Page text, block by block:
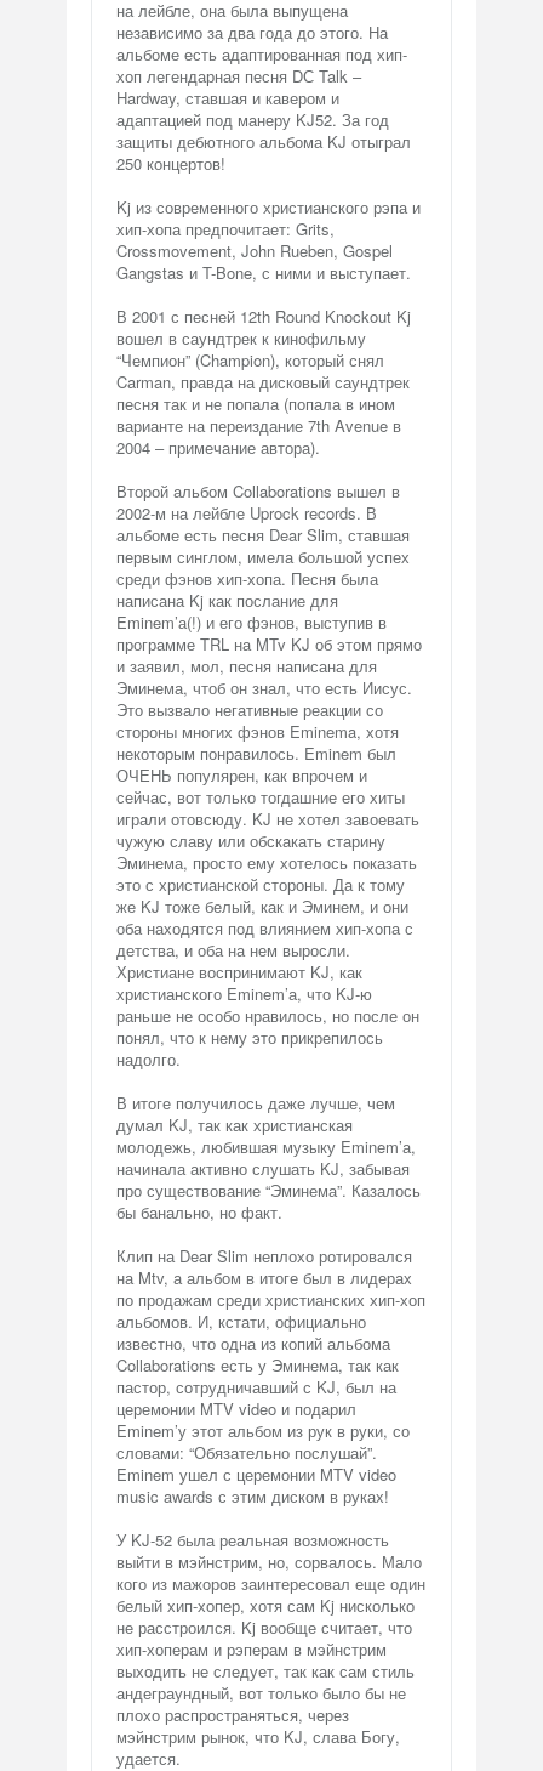
на лейбле, она была выпущена
независимо за два года до этого. На
альбоме есть адаптированная под хип-
хоп легендарная песня DС Talk –
Hardway, ставшая и кавером и
адаптацией под манеру KJ52. За год
защиты дебютного альбома KJ отыграл
250 концертов!
Kj из современного христианского рэпа и
хип-хопа предпочитает: Grits,
Crossmovement, John Rueben, Gospel
Gangstas и T-Bone, с ними и выступает.
В 2001 с песней 12th Round Knockout Kj
вошел в саундтрек к кинофильму
“Чемпион” (Champion), который снял
Carman, правда на дисковый саундтрек
песня так и не попала (попала в ином
варианте на переиздание 7th Avenue в
2004 – примечание автора).
Второй альбом Collaborations вышел в
2002-м на лейбле Uprock records. В
альбоме есть песня Dear Slim, ставшая
первым синглом, имела большой успех
среди фэнов хип-хопа. Песня была
написана Kj как послание для
Eminem’а(!) и его фэнов, выступив в
программе TRL на MTv KJ об этом прямо
и заявил, мол, песня написана для
Эминема, чтоб он знал, что есть Иисус.
Это вызвало негативные реакции со
стороны многих фэнов Eminema, хотя
некоторым понравилось. Eminem был
ОЧЕНЬ популярен, как впрочем и
сейчас, вот только тогдашние его хиты
играли отовсюду. KJ не хотел завоевать
чужую славу или обскакать старину
Эминема, просто ему хотелось показать
это с христианской стороны. Да к тому
же KJ тоже белый, как и Эминем, и они
оба находятся под влиянием хип-хопа с
детства, и оба на нем выросли.
Христиане воспринимают KJ, как
христианского Eminem’а, что KJ-ю
раньше не особо нравилось, но после он
понял, что к нему это прикрепилось
надолго.
В итоге получилось даже лучше, чем
думал KJ, так как христианская
молодежь, любившая музыку Eminem’а,
начинала активно слушать KJ, забывая
про существование “Эминема”. Казалось
бы банально, но факт.
Клип на Dear Slim неплохо ротировался
на Mtv, а альбом в итоге был в лидерах
по продажам среди христианских хип-хоп
альбомов. И, кстати, официально
известно, что одна из копий альбома
Collaborations есть у Эминема, так как
пастор, сотрудничавший с KJ, был на
церемонии MTV video и подарил
Eminem’у этот альбом из рук в руки, со
словами: “Обязательно послушай”.
Eminem ушел с церемонии MTV video
music awards с этим диском в руках!
У KJ-52 была реальная возможность
выйти в мэйнстрим, но, сорвалось. Мало
кого из мажоров заинтересовал еще один
белый хип-хопер, хотя сам Kj нисколько
не расстроился. Kj вообще считает, что
хип-хоперам и рэперам в мэйнстрим
выходить не следует, так как сам стиль
андеграундный, вот только было бы не
плохо распространяться, через
мэйнстрим рынок, что KJ, слава Богу,
удается.